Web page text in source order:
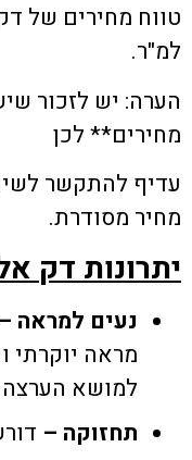
למ"ר.
הערה: יש לזכור
מחירים** לכן
עדיף להתקשר
מחיר מסודרת.
יתרונות דק
נעים למראה –
מראה יוקרתי
למושא
תחזוקה –